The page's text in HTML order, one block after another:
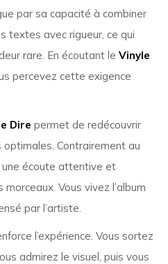
par sa capacité à combiner
textes avec rigueur, ce qui
rare. En écoutant le Vinyle
percevez cette exigence
Dire permet de redécouvrir
optimales. Contrairement au
une écoute attentive et
Vous vivez l’album
par l’artiste.
l’expérience. Vous sortez
admirez le visuel, puis vous